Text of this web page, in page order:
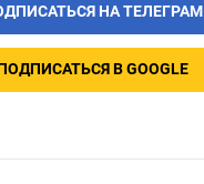
НА ТЕЛЕГРАМ
В GOOGLE